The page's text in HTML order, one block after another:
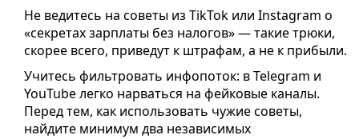
Не ведитесь на советы из TikTok или Instagram о
«секретах зарплаты без налогов» — такие трюки,
скорее всего, приведут к штрафам, а не к прибыли.
Учитесь фильтровать инфопоток: в Telegram и
YouTube легко нарваться на фейковые каналы.
Перед тем, как использовать чужие советы,
найдите минимум два независимых